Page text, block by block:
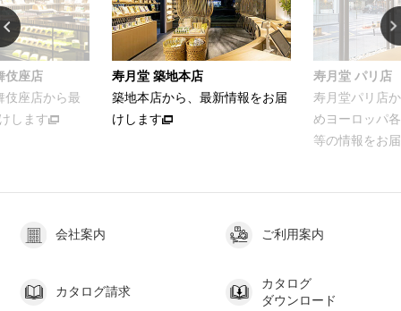
新情報をお届
寿月堂 パリ店
寿月堂パリ店から、パリをはじ
めヨーロッパ各国のお得意さま
お家でカンタ
お茶をおいし
ける簡単レシ
会社案内 ご利用案内
カタログ請求
カタログ
ダウンロード